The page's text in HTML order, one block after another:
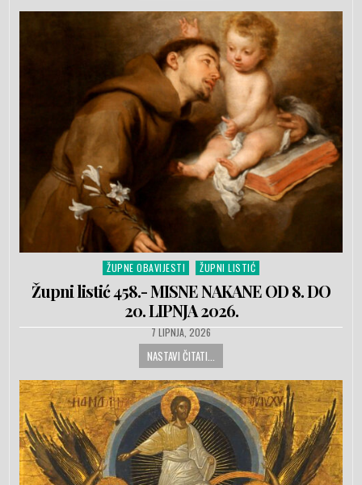
Posted in
ŽUPNE OBAVIJESTI ŽUPNI LISTIĆ
Župni listić 458.- MISNE NAKANE OD 8. DO
20. LIPNJA 2026.
PUBLISHED DATE:
7 LIPNJA, 2026
NASTAVI ČITATI...